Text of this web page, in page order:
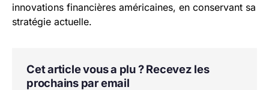
innovations financières américaines, en conservant sa
stratégie actuelle.
Cet article vous a plu ? Recevez les
prochains par email